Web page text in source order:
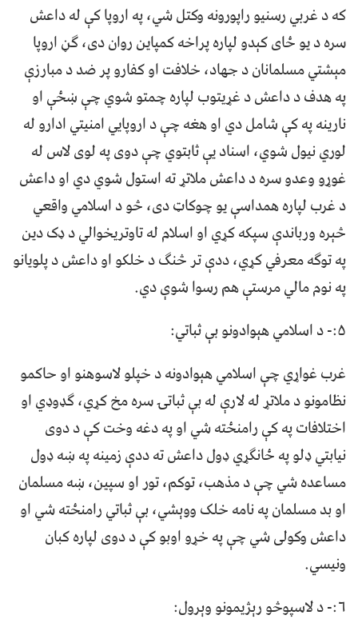
که د غربي رسنیو راپورونه وکتل شي، په اروپا کې له داعش
سره د یو ځای کېدو لپاره پراخه کمپاین روان دی، ګڼ اروپا
مېشتي مسلمانان د جهاد، خلافت او کفارو پر ضد د مبارزې
په هدف د داعش د غړیتوب لپاره چمتو شوي چې ښځې او
نارینه په کې شامل دي او هغه چې د اروپايي امنیتي ادارو له
لوري نیول شوي، اسناد یې ثابتوي چې دوی په لوی لاس له
غوړو وعدو سره د داعش ملاتړ ته استول شوي دي او داعش
د غرب لپاره همداسې یو چوکاټ دی، څو د اسلامي واقعي
څېره ورباندې سپکه کړي او اسلام له تاوتریخوالي د ډک دین
په توګه معرفي کړي، ددې تر څنګ د خلکو او داعش د پلویانو
په نوم مالي مرستې هم رسوا شوې دي.
۵:- د اسلامي هېوادونو بې ثباتي:
غرب غواړي چې اسلامي هېوادونه د خپلو لاسوهنو او حاکمو
نظامونو د ملاتړ له لارې له بې ثباتۍ سره مخ کړي، ګډوډي او
اختلافات په کې رامنځته شي او په دغه وخت کې د دوی
نیابتي ډلو په ځانګړي ډول داعش ته ددې زمینه په ښه ډول
مساعده شي چې د مذهب، توکم، تور او سپین، ښه مسلمان
او بد مسلمان په نامه خلک ووېشي، بې ثباتي رامنځته شي او
داعش وکولی شي چې په خړو اوبو کې د دوی لپاره کبان
ونیسي.
۶:- د لاسپوڅو رېژیمونو وېرول: